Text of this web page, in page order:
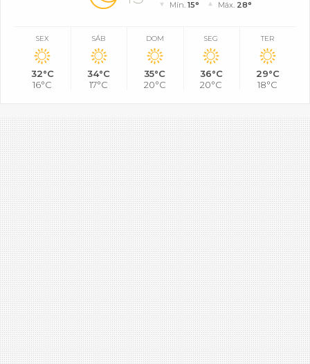
Mín.15° Máx. 28°
SEX
32°C
16°C
SÁB
34°C
17°C
DOM
35°C
20°C
SEG
36°C
20°C
TER
29°C
18°C